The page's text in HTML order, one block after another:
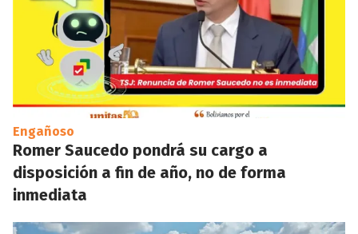
Engañoso
Romer Saucedo pondrá su cargo a
disposición a fin de año, no de forma
inmediata